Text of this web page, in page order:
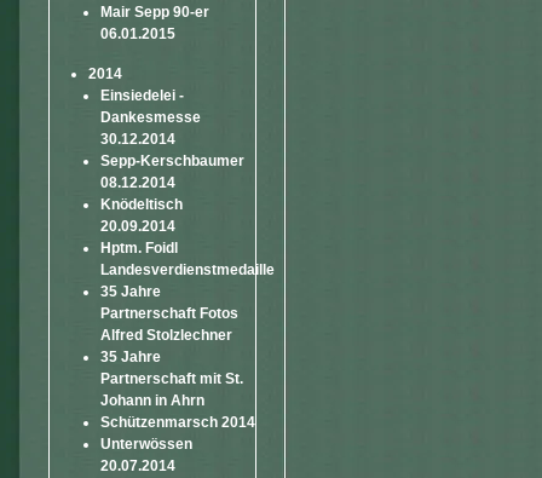
Mair Sepp 90-er
06.01.2015
2014
Einsiedelei -
Dankesmesse
30.12.2014
Sepp-Kerschbaumer
08.12.2014
Knödeltisch
20.09.2014
Hptm. Foidl
Landesverdienstmedaille
35 Jahre
Partnerschaft Fotos
Alfred Stolzlechner
35 Jahre
Partnerschaft mit St.
Johann in Ahrn
Schützenmarsch 2014
Unterwössen
20.07.2014